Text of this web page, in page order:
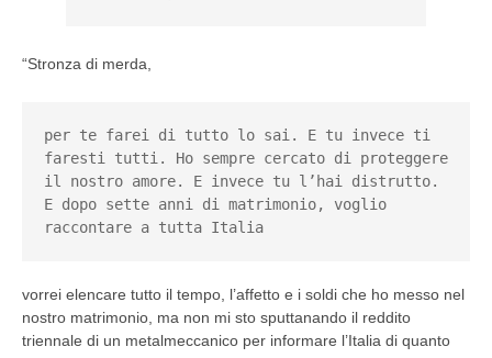
“Stronza di merda,
per te farei di tutto lo sai. E tu invece ti
faresti tutti. Ho sempre cercato di proteggere
il nostro amore. E invece tu l’hai distrutto.
E dopo sette anni di matrimonio, voglio
raccontare a tutta Italia
vorrei elencare tutto il tempo, l’affetto e i soldi che ho messo nel
nostro matrimonio, ma non mi sto sputtanando il reddito
triennale di un metalmeccanico per informare l’Italia di quanto